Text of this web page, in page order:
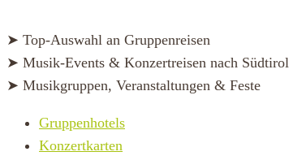
➤ Top-Auswahl an Gruppenreisen
➤ Musik-Events & Konzertreisen nach Südtirol
➤ Musikgruppen, Veranstaltungen & Feste
Gruppenhotels
Konzertkarten